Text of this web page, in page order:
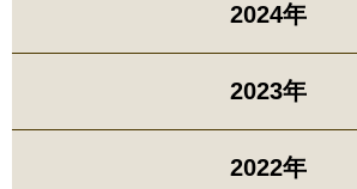
2024年
2023年
2022年